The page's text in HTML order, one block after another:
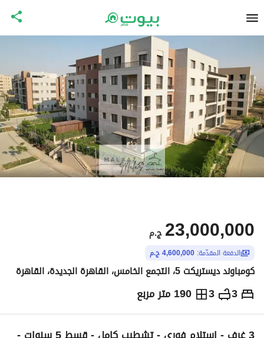
ج.م 23,000,000
الدفعة المقدّمة: 4,600,000 ج.م
كومباوند ديستريكت 5، التجمع الخامس، القاهرة الجديدة، القاهرة
3
3 190 متر مربع ج.م23,000,000
التفاصيل الاتجاهات والمؤشرات رهن عقاري